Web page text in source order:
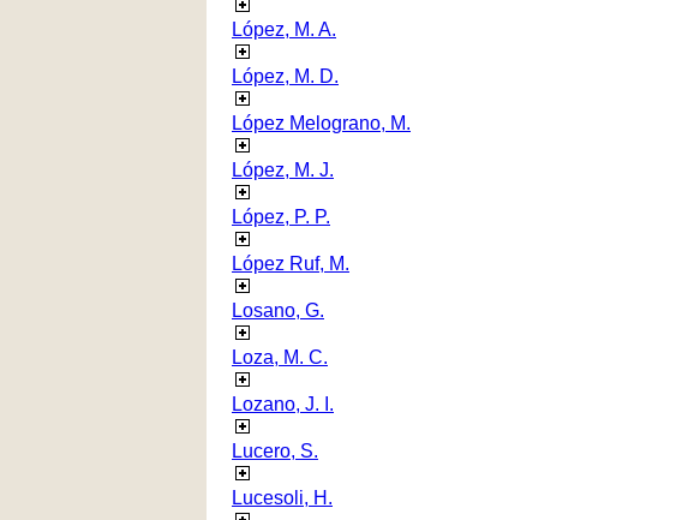
López, M. A.
López, M. D.
López Melograno, M.
López, M. J.
López, P. P.
López Ruf, M.
Losano, G.
Loza, M. C.
Lozano, J. I.
Lucero, S.
Lucesoli, H.